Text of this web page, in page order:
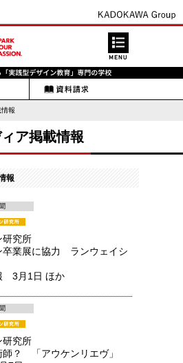
情報
ア掲載情報
報
研究所
業展に協力 ランウェイシ
3月1日 ほか
研究所
師？ 「アウケンリエヴ」